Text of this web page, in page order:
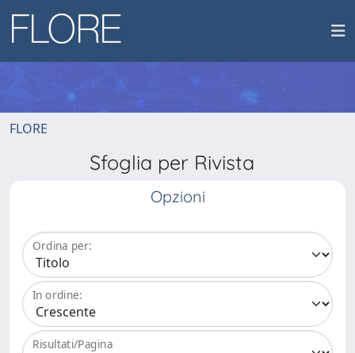
FLORE
Sfoglia per Rivista
Opzioni
Ordina per:
In ordine:
Risultati/Pagina